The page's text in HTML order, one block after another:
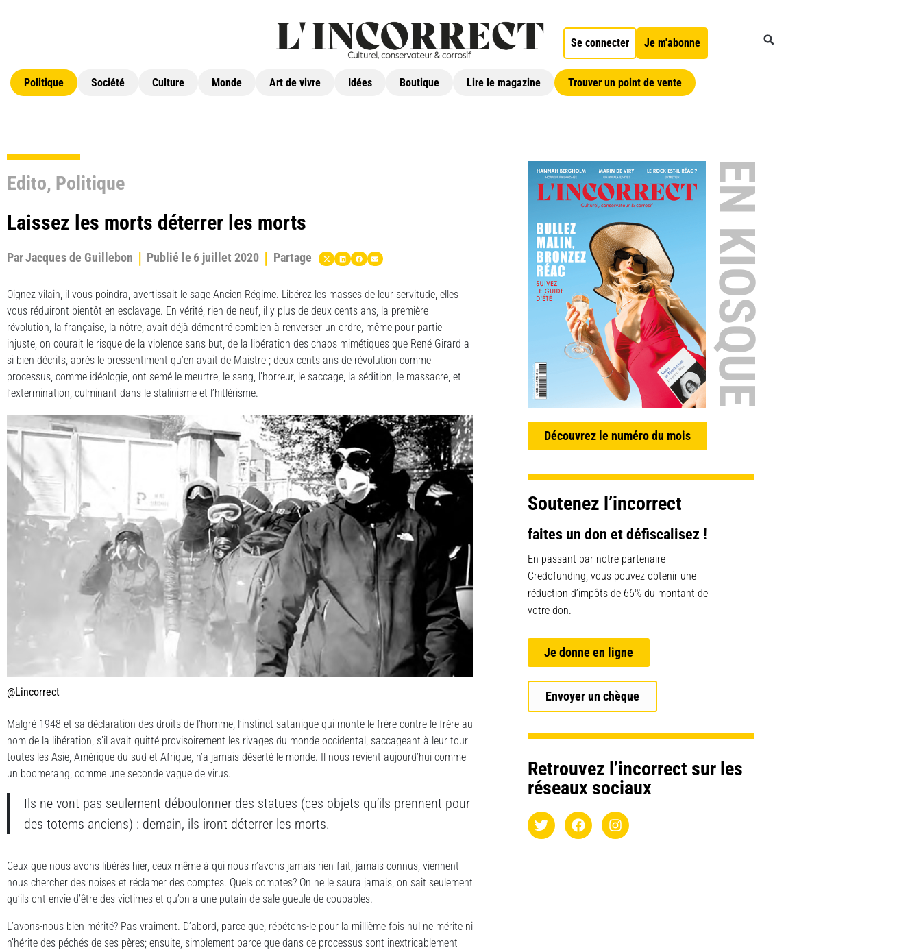
Se connecter Je m'abonne
Politique Société Culture Monde Art de vivre Idées Boutique Lire le magazine Trouver un point de vente
Edito, Politique
Laissez les morts déterrer les morts
ParJacques de Guillebon Publié le 6 juillet 2020 Partage
Oignez vilain, il vous poindra, avertissait le sage Ancien Régime. Libérez les masses de leur servitude, elles
vous réduiront bientôt en esclavage. En vérité, rien de neuf, il y plus de deux cents ans, la première
révolution, la française, la nôtre, avait déjà démontré combien à renverser un ordre, même pour partie
injuste, on courait le risque de la violence sans but, de la libération des chaos mimétiques que René Girard a
si bien décrits, après le pressentiment qu’en avait de Maistre ; deux cents ans de révolution comme
processus, comme idéologie, ont semé le meurtre, le sang, l’horreur, le saccage, la sédition, le massacre, et
l’extermination, culminant dans le stalinisme et l’hitlérisme.
@Lincorrect
Malgré 1948 et sa déclaration des droits de l’homme, l’instinct satanique qui monte le frère contre le frère au
nom de la libération, s’il avait quitté provisoirement les rivages du monde occidental, saccageant à leur tour
toutes les Asie, Amérique du sud et Afrique, n’a jamais déserté le monde. Il nous revient aujourd’hui comme
un boomerang, comme une seconde vague de virus.
Ils ne vont pas seulement déboulonner des statues (ces objets qu’ils prennent pour
des totems anciens) : demain, ils iront déterrer les morts.
Ceux que nous avons libérés hier, ceux même à qui nous n’avons jamais rien fait, jamais connus, viennent
nous chercher des noises et réclamer des comptes. Quels comptes? On ne le saura jamais; on sait seulement
qu’ils ont envie d’être des victimes et qu’on a une putain de sale gueule de coupables.
L’avons-nous bien mérité? Pas vraiment. D’abord, parce que, répétons-le pour la millième fois nul ne mérite ni
n’hérite des péchés de ses pères; ensuite, simplement parce que dans ce processus sont inextricablement
EN KIOSQUE
Découvrez le numéro du mois
Soutenez l’incorrect
faites un don et défiscalisez !
En passant par notre partenaire
Credofunding, vous pouvez obtenir une
réduction d’impôts de 66% du montant de
votre don.
Je donne en ligne
Envoyer un chèque
Retrouvez l’incorrect sur les
réseaux sociaux